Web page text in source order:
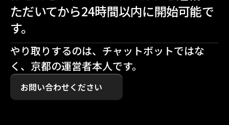
ただいてから24時間以内に開始可能で
す。
やり取りするのは、チャットボットではな
く、京都の運営者本人です。
お問い合わせください